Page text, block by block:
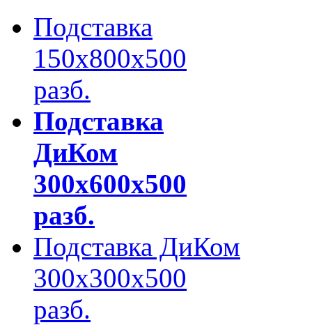
Подставка
150х800х500
разб.
Подставка
ДиКом
300х600х500
разб.
Подставка ДиКом
300х300х500
разб.